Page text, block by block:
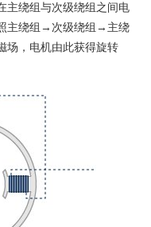
主绕组与次级绕组之间电
主绕组→次级绕组→主绕
，电机由此获得旋转